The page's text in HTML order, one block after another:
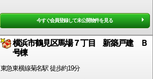
今すぐ会員登録して未公開物件を見る
横浜市鶴見区馬場７丁目 新築戸建 Ｂ
号棟
東急東横線菊名駅 徒歩約19分